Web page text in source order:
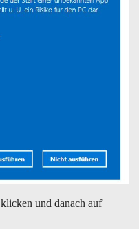
klicken und danach auf